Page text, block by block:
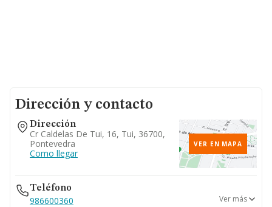
Dirección y contacto
Dirección
Cr Caldelas De Tui, 16, Tui, 36700,
Pontevedra
Como llegar
VER EN MAPA
Teléfono
986600360 Ver más